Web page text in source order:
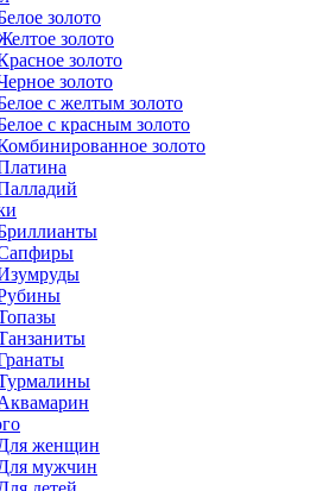
золото
золото
золото
золото
с желтым золото
с красным золото
золото
женщин
мужчин